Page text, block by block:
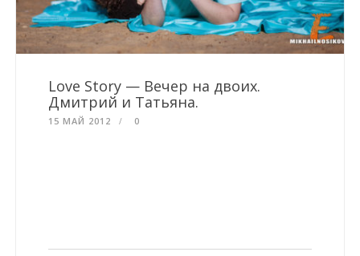
Love Story — Вечер на двоих.
Дмитрий и Татьяна.
15 МАЙ 2012 0